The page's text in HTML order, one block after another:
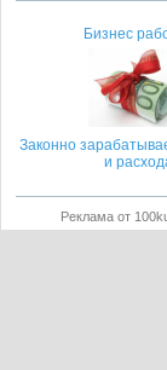
Бизнес
Законно
и
Реклама от